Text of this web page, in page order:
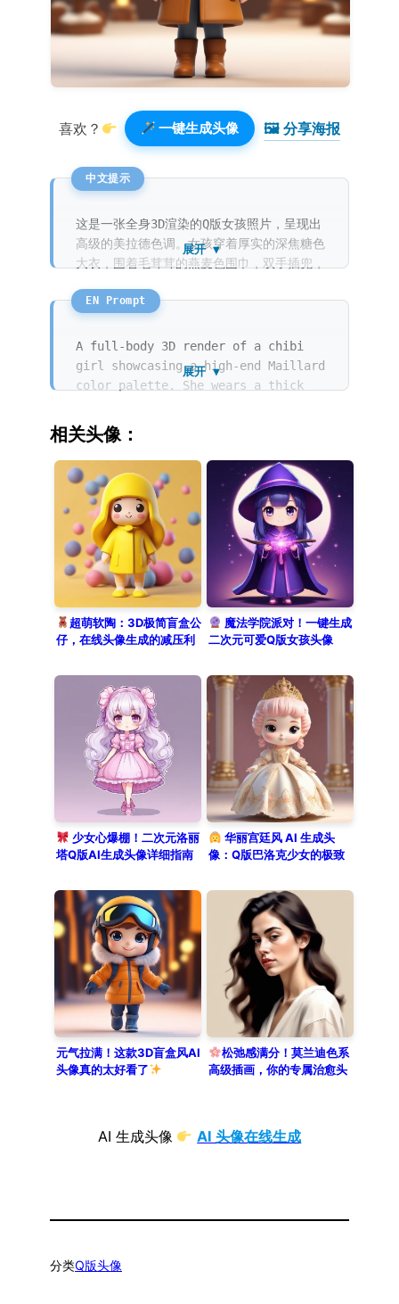
喜欢？ 一键生成头像 🖼 分享海报️
这是一张全身3D渲染的Q版女孩照片，呈现出
高级的美拉德色调。女孩穿着厚实的深焦糖色
大衣，围着毛茸茸的燕麦色围巾，双手插兜，
绒面触感，背景是纯净的暖咖啡色，光线呈现
出冬日午后的柔和感，整体呈现出精致的3D
盲盒美学。
展开 ▼
A full-body 3D render of a chibi
girl showcasing a high-end Maillard
color palette. She wears a thick
oatmeal scarf, standing confidently
with hands in pockets. The image
features excellent fur details and
a suede-like texture. Against a
solid warm coffee background, the
soft lighting cs a winter
afternoon, presenting a refined 3D
blind box toy aesthetic.
展开 ▼
相关头像：
超萌软陶：3D极简盲盒公
仔，在线头像生成的减压利
魔法学院派对！一键生成
二次元可爱Q版女孩头像
少女心爆棚！二次元洛丽
塔Q版AI生成头像详细指南
华丽宫廷风 AI 生成头
像：Q版巴洛克少女的极致
元气拉满！这款3D盲盒风AI
头像真的太好看了
松弛感满分！莫兰迪色系
高级插画，你的专属治愈头
AI 生成头像 AI 头像在线生成
分类Q版头像